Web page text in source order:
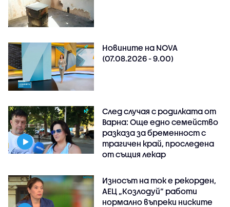
Новините на NOVA
(07.08.2026 - 9.00)
След случая с родилката от
Варна: Още едно семейство
разказа за бременност с
трагичен край, проследена
от същия лекар
Износът на ток е рекорден,
АЕЦ „Козлодуй“ работи
нормално въпреки ниските